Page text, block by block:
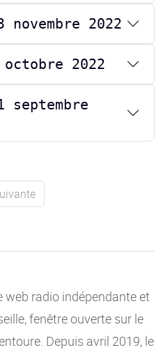
2022
2022
web radio indépendante et
fenêtre ouverte sur le
Depuis avril 2019, le